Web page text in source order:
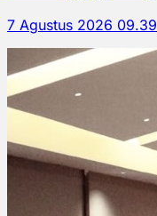
7 Agustus 2026 09.39